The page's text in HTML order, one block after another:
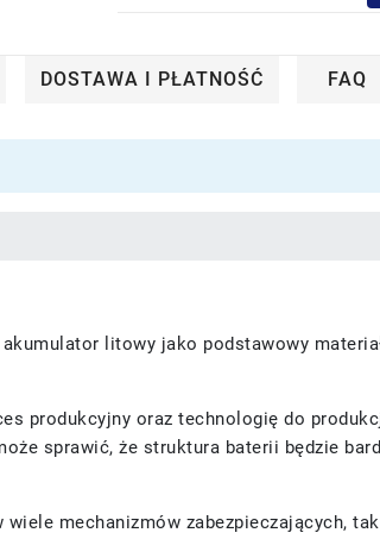
DOSTAWA I PŁATNOŚĆ FAQ
litowy jako podstawowy
produkcyjny oraz technologię do
sprawić, że struktura baterii będzie
mechanizmów zabezpieczających,